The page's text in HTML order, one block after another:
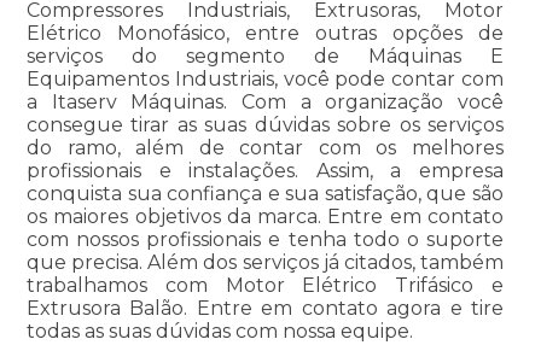
Compressores Industriais, Extrusoras, Motor
Elétrico Monofásico, entre outras opções de
serviços do segmento de Máquinas E
Equipamentos Industriais, você pode contar com
a Itaserv Máquinas. Com a organização você
consegue tirar as suas dúvidas sobre os serviços
do ramo, além de contar com os melhores
profissionais e instalações. Assim, a empresa
conquista sua confiança e sua satisfação, que são
os maiores objetivos da marca. Entre em contato
com nossos profissionais e tenha todo o suporte
que precisa. Além dos serviços já citados, também
trabalhamos com Motor Elétrico Trifásico e
Extrusora Balão. Entre em contato agora e tire
todas as suas dúvidas com nossa equipe.